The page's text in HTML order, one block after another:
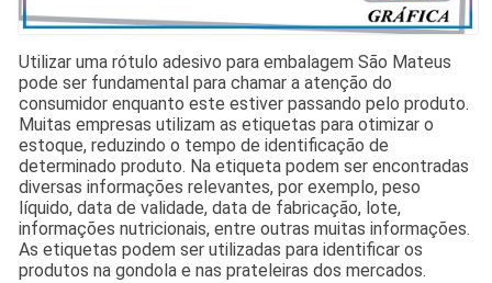
Utilizar uma rótulo adesivo para embalagem São Mateus
pode ser fundamental para chamar a atenção do
consumidor enquanto este estiver passando pelo produto.
Muitas empresas utilizam as etiquetas para otimizar o
estoque, reduzindo o tempo de identificação de
determinado produto. Na etiqueta podem ser encontradas
diversas informações relevantes, por exemplo, peso
líquido, data de validade, data de fabricação, lote,
informações nutricionais, entre outras muitas informações.
As etiquetas podem ser utilizadas para identificar os
produtos na gondola e nas prateleiras dos mercados.